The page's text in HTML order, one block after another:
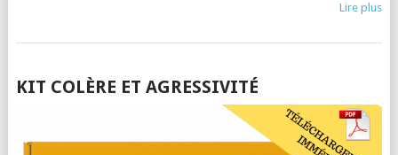
Lire plus
POSTS
KIT COLÈRE ET AGRESSIVITÉ